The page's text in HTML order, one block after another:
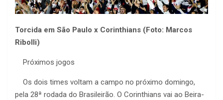
Torcida em São Paulo x Corinthians (Foto: Marcos
Ribolli)
Próximos jogos
Os dois times voltam a campo no próximo domingo,
pela 28ª rodada do Brasileirão. O Corinthians vai ao Beira-